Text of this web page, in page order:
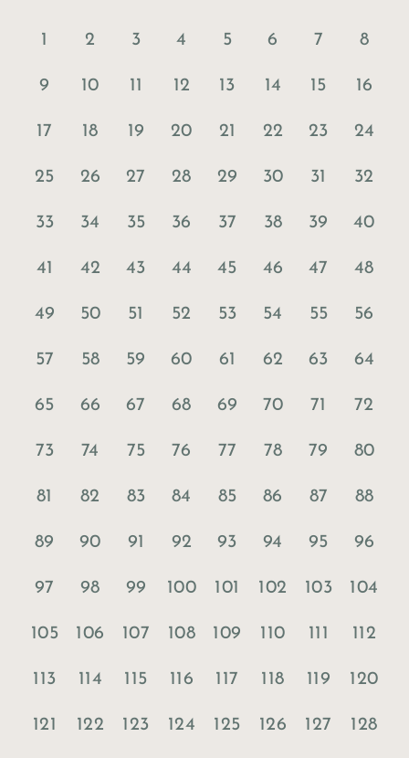
1 2 3 4 5 6 7 8
9 10 11 12 13 14 15 16
17 18 19 20 21 22 23 24
25 26 27 28 29 30 31 32
33 34 35 36 37 38 39 40
41 42 43 44 45 46 47 48
49 50 51 52 53 54 55 56
57 58 59 60 61 62 63 64
65 66 67 68 69 70 71 72
73 74 75 76 77 78 79 80
81 82 83 84 85 86 87 88
89 90 91 92 93 94 95 96
97 98 99 100 101 102 103 104
105 106 107 108 109 110 111 112
113 114 115 116 117 118 119 120
121 122 123 124 125 126 127 128